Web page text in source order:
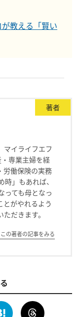
教える「賢い
著者
マイライフエフ
専業主婦を経
労働保険の実務
」もあれば、
っても母となっ
とがやれるよう
だきます。
この著者の記事をみる